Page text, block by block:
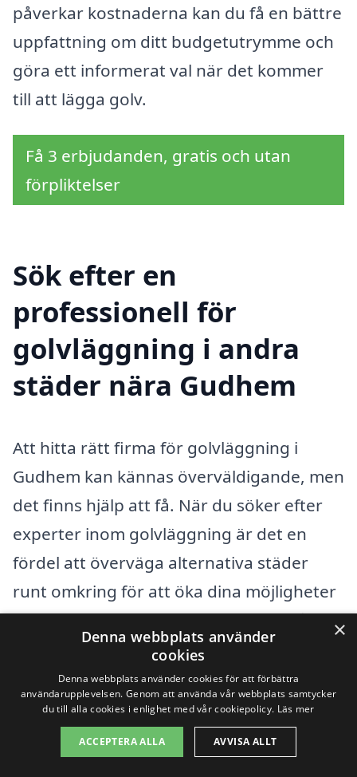
påverkar kostnaderna kan du få en bättre
uppfattning om ditt budgetutrymme och
göra ett informerat val när det kommer
till att lägga golv.
Få 3 erbjudanden, gratis och utan
förpliktelser
Sök efter en
professionell för
golvläggning i andra
städer nära Gudhem
Att hitta rätt firma för golvläggning i
Gudhem kan kännas överväldigande, men
det finns hjälp att få. När du söker efter
experter inom golvläggning är det en
fördel att överväga alternativa städer
runt omkring för att öka dina möjligheter
till bra erbjudanden och alternativ. Våra
tjänster på xn--golvlggning-pris-znb.se
gör det enkelt för dig att jämföra olika
företag och hämta in offerter från
professionella aktörer inom golvläggning.
×
Denna webbplats använder
cookies
Denna webbplats använder cookies för att förbättra
användarupplevelsen. Genom att använda vår webbplats samtycker
du till alla cookies i enlighet med vår cookiepolicy. Läs mer
ACCEPTERA ALLA AVVISA ALLT